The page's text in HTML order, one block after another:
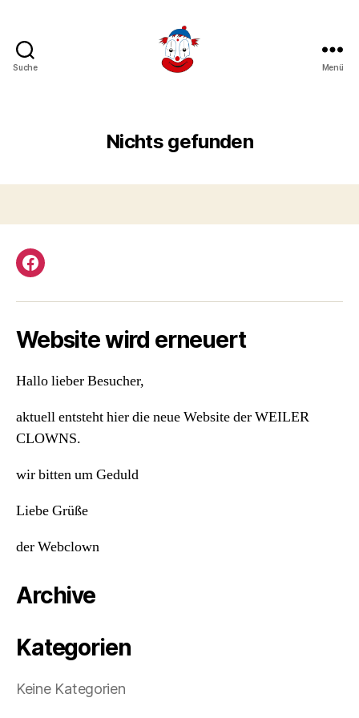
Suche Menü
Nichts gefunden
Facebook
Website wird erneuert
Hallo lieber Besucher,
aktuell entsteht hier die neue Website der WEILER
CLOWNS.
wir bitten um Geduld
Liebe Grüße
der Webclown
Archive
Kategorien
Keine Kategorien